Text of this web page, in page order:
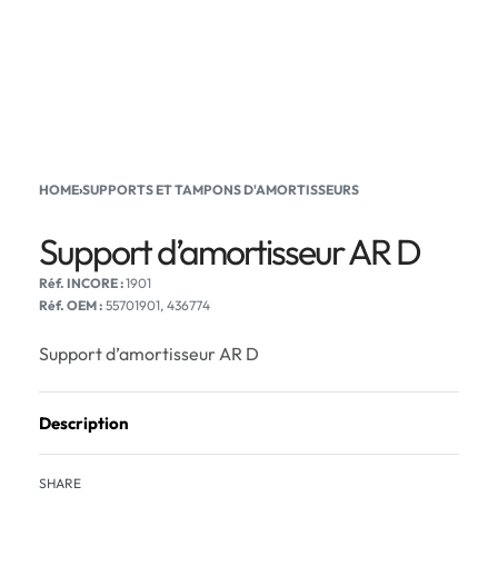
HOME›SUPPORTS ET TAMPONS D'AMORTISSEURS
Support d’amortisseur AR D
1901
Réf. OEM : 55701901, 436774
Support d’amortisseur AR D
Description
SHARE